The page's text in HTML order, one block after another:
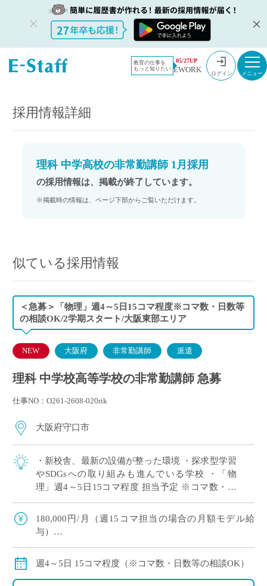
教育の仕事を
もっと知りたい
05/27UP
EWORK ログイン
教員採用情
報のイー・
採用情報
理科 中学高校の非常勤講師 1月採用
採用情報詳細
理科 中学高校の非常勤講師 1月採用
の採用情報は、掲載が終了しています。
※掲載時の情報は、ページ下部からご覧いただけます。
似ている採用情報
＜急募＞「物理」週4～5日15コマ程度※コマ数・日数等
の相談OK/2学期スタート/大阪東部エリア
NEW 大阪府 非常勤講師 派遣
理科 中学校高等学校の非常勤講師 急募
仕事NO：O261-2608-020rik
大阪府守口市
・新校舎、最新の設備が整った環境 ・探求型学習
やSDGsへの取り組みも進んでいる学校 ・「物
理」週4～5日15コマ程度 担当予定 ※コマ数・日
校にて、理科の非常勤講師で勤務い […]
180,000円/月（週15コマ担当の場合の月額モデル給
与）
※月の途中からご勤務開始の場合は、日割計算になり
週4～5日 15コマ程度（※コマ数・日数等の相談OK）